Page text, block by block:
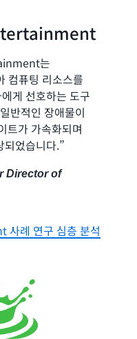
는
컴퓨팅 리소스를
게 선호하는 도구
반적인 장애물이
트가 가속화되며
되었습니다.”
Director of
례 연구 심층 분석